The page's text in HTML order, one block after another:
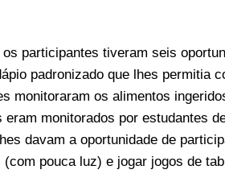
participantes tiveram seis
padronizado que lhes permitia
monitoraram os alimentos
monitorados por estudantes
davam a oportunidade de
pouca luz) e jogar jogos de